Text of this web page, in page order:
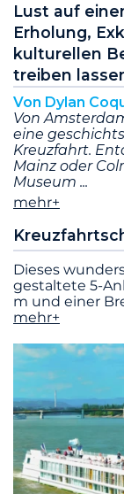
Lust auf
Erholung,
kulturellen
treiben
Von Dylan
Von
eine
Kreuzfahrt.
Mainz oder
Museum
mehr+
Dieses
gestaltete 5-
m und einer
mehr+